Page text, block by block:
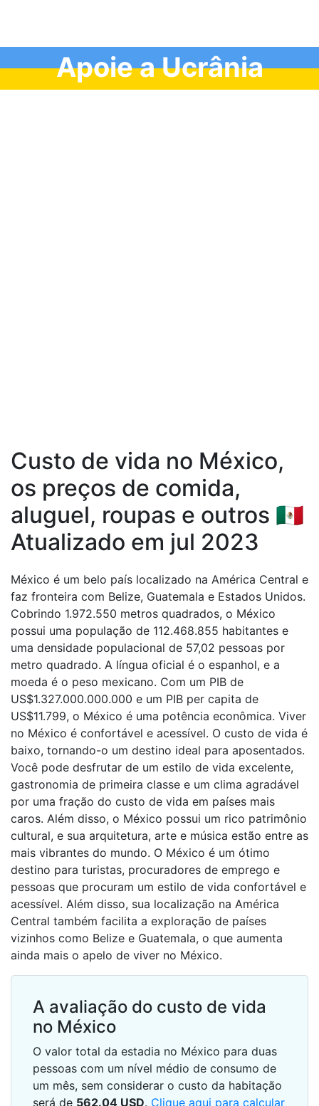
Apoie a Ucrânia
Custo de vida no México,
os preços de comida,
aluguel, roupas e outros 🇲🇽
Atualizado em jul 2023
México é um belo país localizado na América Central e
faz fronteira com Belize, Guatemala e Estados Unidos.
Cobrindo 1.972.550 metros quadrados, o México
possui uma população de 112.468.855 habitantes e
uma densidade populacional de 57,02 pessoas por
metro quadrado. A língua oficial é o espanhol, e a
moeda é o peso mexicano. Com um PIB de
US$1.327.000.000.000 e um PIB per capita de
US$11.799, o México é uma potência econômica. Viver
no México é confortável e acessível. O custo de vida é
baixo, tornando-o um destino ideal para aposentados.
Você pode desfrutar de um estilo de vida excelente,
gastronomia de primeira classe e um clima agradável
por uma fração do custo de vida em países mais
caros. Além disso, o México possui um rico patrimônio
cultural, e sua arquitetura, arte e música estão entre as
mais vibrantes do mundo. O México é um ótimo
destino para turistas, procuradores de emprego e
pessoas que procuram um estilo de vida confortável e
acessível. Além disso, sua localização na América
Central também facilita a exploração de países
vizinhos como Belize e Guatemala, o que aumenta
ainda mais o apelo de viver no México.
A avaliação do custo de vida
no México
O valor total da estadia no México para duas
pessoas com um nível médio de consumo de
um mês, sem considerar o custo da habitação
será de 562.04 USD. Clique aqui para calcular